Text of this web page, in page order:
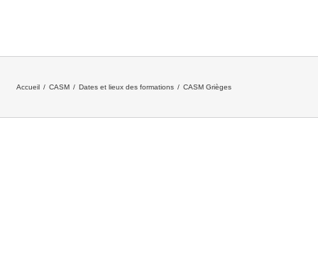
Accueil / CASM / Dates et lieux des formations / CASM Grièges